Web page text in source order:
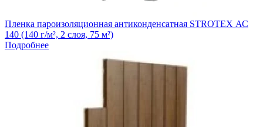
Пленка пароизоляционная антиконденсатная STROTEX АС
140 (140 г/м², 2 слоя, 75 м²)
Подробнее